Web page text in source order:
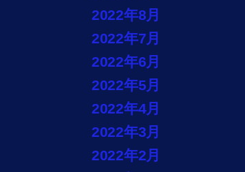
2022年8月
2022年7月
2022年6月
2022年5月
2022年4月
2022年3月
2022年2月